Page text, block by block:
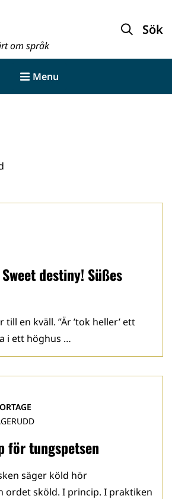
om språk
Sök
Menu
destiny! Süßes
en kväll. ”Är ’tok heller’ ett
i ett höghus …
för tungspetsen
säger köld hör
ordet sköld. I princip. I praktiken